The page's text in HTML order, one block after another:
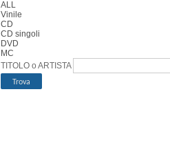
ALL
Vinile
CD
CD singoli
DVD
MC
TITOLO o ARTISTA